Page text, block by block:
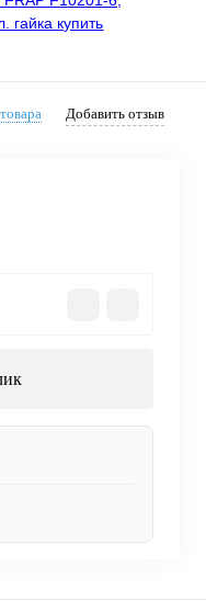
Добавить отзыв